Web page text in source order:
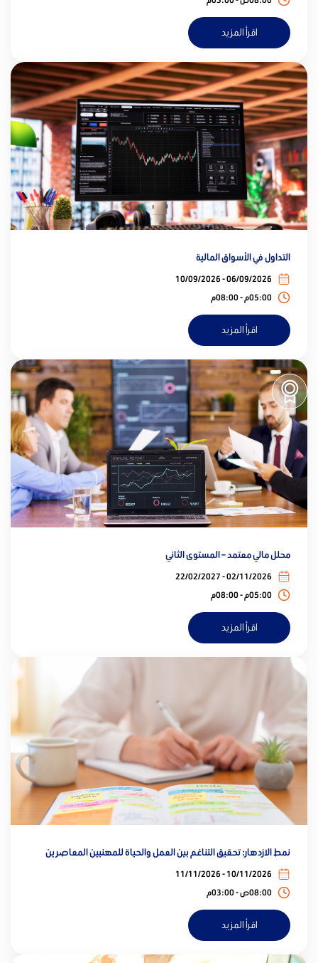
اقرأ المزيد
التداول في الأسواق المالية
06/09/2026 - 10/09/2026
05:00م - 08:00م
اقرأ المزيد
محلل مالي معتمد – المستوى الثاني
02/11/2026 - 22/02/2027
05:00م - 08:00م
اقرأ المزيد
نمط الازدهار: تحقيق التناغم بين العمل والحياة للمهنيين المعاصرين
10/11/2026 - 11/11/2026
08:00ص - 03:00م
اقرأ المزيد